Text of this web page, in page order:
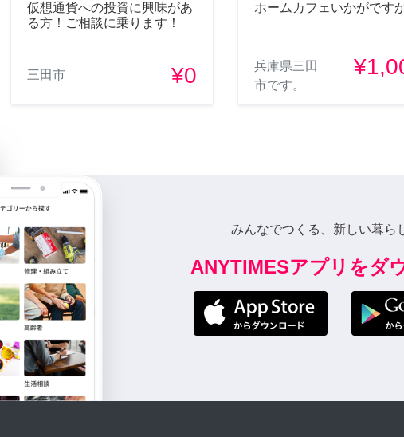
仮想通貨への投資に興味があ
る方！ご相談に乗ります！
三田市 ¥0
ホームカフェいかがです
兵庫県三田
市です。
みんなでつくる、新しい暮ら
ANYTIMESアプリをダ